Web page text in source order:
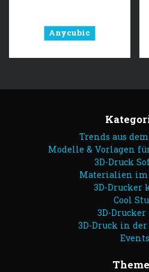
Anycubic
Trends aus
Modelle & Vorlagen
3D-Druck
Materialien im
3D-Drucker
Cool
3D-Drucker
3D-Druck in
Events